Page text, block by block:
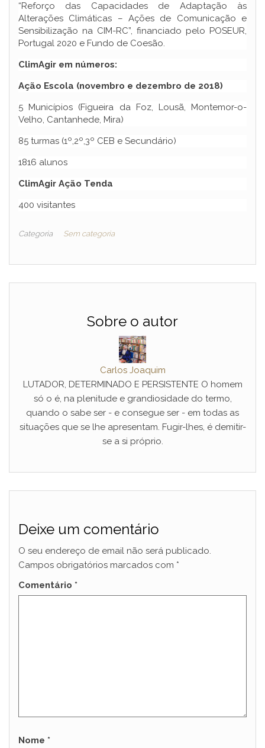
“Reforço das Capacidades de Adaptação às
Alterações Climáticas – Ações de Comunicação e
Sensibilização na CIM-RC”, financiado pelo POSEUR,
Portugal 2020 e Fundo de Coesão.
ClimAgir em números:
Ação Escola (novembro e dezembro de 2018)
5 Municípios (Figueira da Foz, Lousã, Montemor-o-
Velho, Cantanhede, Mira)
85 turmas (1º,2º,3º CEB e Secundário)
1816 alunos
ClimAgir Ação Tenda
400 visitantes
Categoria Sem categoria
Sobre o autor
Carlos Joaquim
LUTADOR, DETERMINADO E PERSISTENTE O homem
só o é, na plenitude e grandiosidade do termo,
quando o sabe ser - e consegue ser - em todas as
situações que se lhe apresentam. Fugir-lhes, é demitir-
se a si próprio.
Deixe um comentário
O seu endereço de email não será publicado.
Campos obrigatórios marcados com *
Comentário *
Nome *